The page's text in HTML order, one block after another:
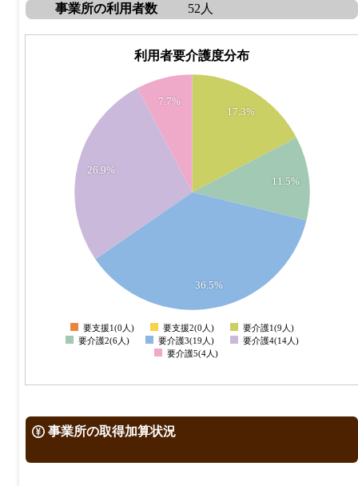
事業所の利用者数 52人
利用者要介護度分布
17.3%
11.5%
36.5%
26.9%
7.7%
0
要支援1(0人) 要支援2(0人)
要介護1(9人)
要介護2(6人)
要介護3(19人)
要介護4(14人)
要介護5(4人)
事業所の取得加算状況